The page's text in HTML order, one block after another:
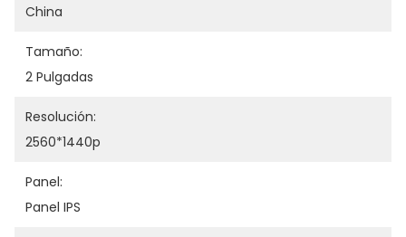
China
Tamaño:
2 Pulgadas
Resolución:
2560*1440p
Panel:
Panel IPS